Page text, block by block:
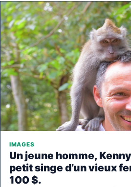
IMAGES
Un jeune homme,
petit singe d’un vieux
100 $.